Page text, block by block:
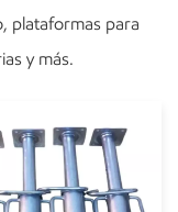
plataformas para
y más.